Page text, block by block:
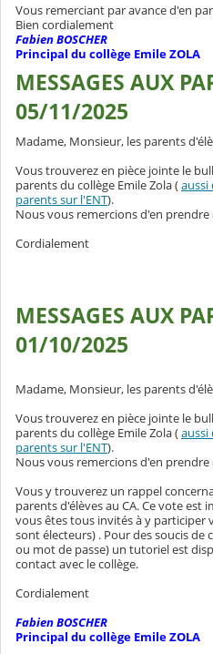
Vous remerciant par avance d'en
Bien cordialement
Fabien BOSCHER
Principal du collège Emile ZOLA
MESSAGES AUX
05/11/2025
Madame, Monsieur, les parents
Vous trouverez en pièce jointe le
parents du collège Emile Zola (aussi
parents sur l'ENT).
Nous vous remercions d'en prendre
Cordialement
MESSAGES AUX
01/10/2025
Madame, Monsieur, les parents
Vous trouverez en pièce jointe le
parents du collège Emile Zola (aussi
parents sur l'ENT).
Nous vous remercions d'en prendre
Vous y trouverez un rappel
parents d'élèves au CA. Ce vote
vous êtes tous invités à y participer
sont électeurs) . Pour des soucis de
ou mot de passe) un tutoriel est
contact avec le collège.
Cordialement
Fabien BOSCHER
Principal du collège Emile ZOLA